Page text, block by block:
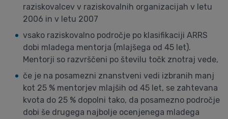
raziskovalcev v raziskovalnih organizacijah v letu
2006 in v letu 2007
vsako raziskovalno področje po klasifikaciji ARRS
dobi mladega mentorja (mlajšega od 45 let).
Mentorji so razvrščeni po številu točk znotraj vede,
če je na posamezni znanstveni vedi izbranih manj
kot 25 % mentorjev mlajših od 45 let, se zahtevana
kvota do 25 % dopolni tako, da posamezno področje
dobi še drugega najbolje ocenjenega mladega